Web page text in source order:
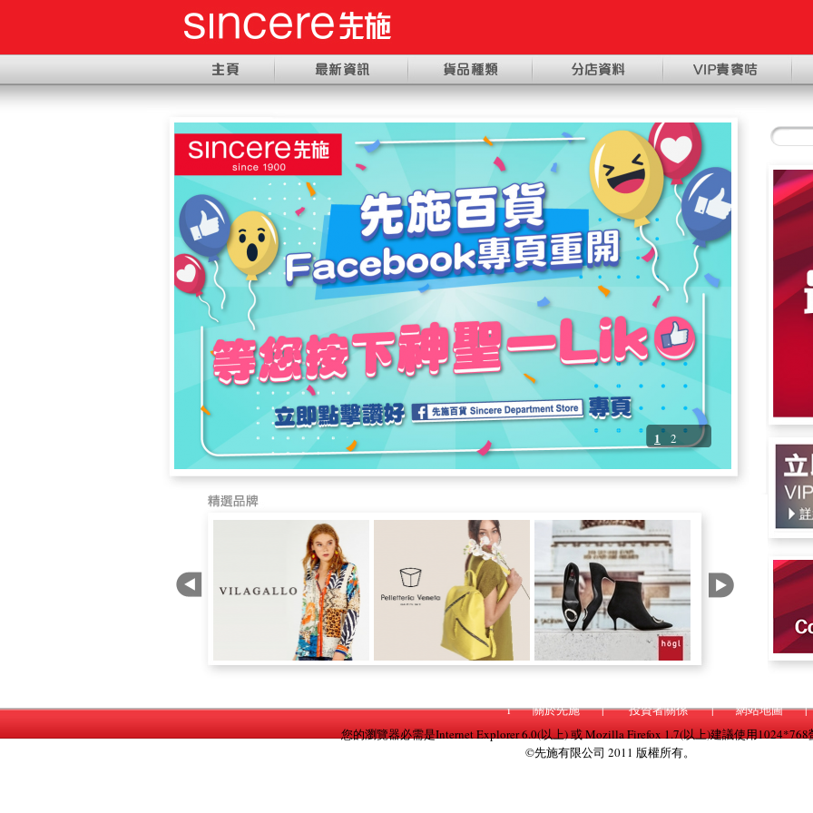
1 2
|
i 網站地圖
|
投資者關係
|
關於先施
您的瀏覽器必需是Internet Explorer 6.0(以上) 或 Mozilla Firefox 1.7(以上)建議使用
©先施有限公司 2011 版權所有。